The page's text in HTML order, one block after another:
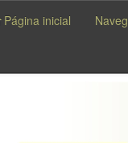
Página inicial